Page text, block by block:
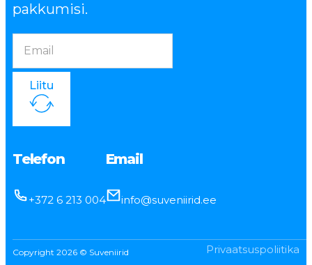
pakkumisi.
Liitu
Telefon
+372 6 213 004
Email
info@suveniirid.ee
Copyright 2026 © Suveniirid Privaatsuspoliitika